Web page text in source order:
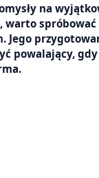
na
warto
Jego
powalający,